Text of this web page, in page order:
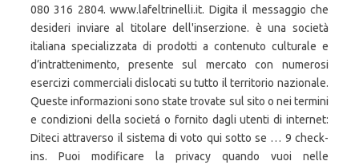
080 316 2804. www.lafeltrinelli.it. Digita il messaggio che
desideri inviare al titolare dell'inserzione. è una società
italiana specializzata di prodotti a contenuto culturale e
d’intrattenimento, presente sul mercato con numerosi
esercizi commerciali dislocati su tutto il territorio nazionale.
Queste informazioni sono state trovate sul sito o nei termini
e condizioni della societá o fornito dagli utenti di internet:
Diteci attraverso il sistema di voto qui sotto se … 9 check-
ins. Puoi modificare la privacy quando vuoi nelle